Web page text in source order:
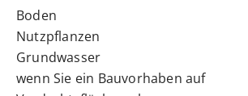
Boden
Nutzpflanzen
Grundwasser
wenn Sie ein Bauvorhaben auf